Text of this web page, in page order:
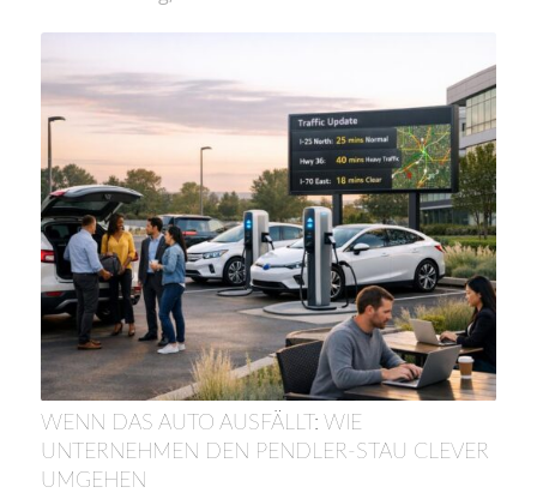
WENN DAS AUTO AUSFÄLLT: WIE
UNTERNEHMEN DEN PENDLER-STAU CLEVER
UMGEHEN